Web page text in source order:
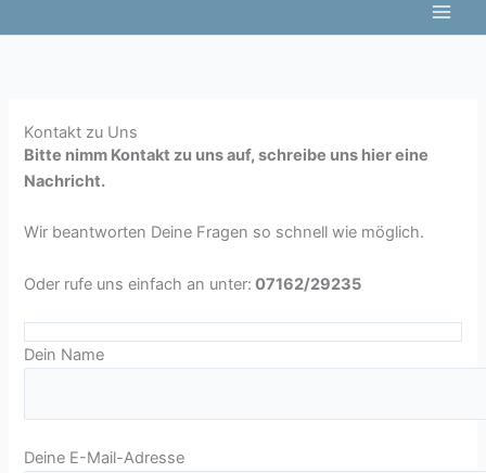
Kontakt zu Uns
Bitte nimm Kontakt zu uns auf, schreibe uns hier eine
Nachricht.
Wir beantworten Deine Fragen so schnell wie möglich.
Oder rufe uns einfach an unter: 07162/29235
Dein Name
Deine E-Mail-Adresse